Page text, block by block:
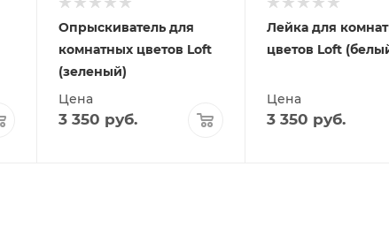
Опрыскиватель для
комнатных цветов Loft
(зеленый)
Цена
3 350 руб.
Лейка для
цветов Loft
Цена
3 350 руб.